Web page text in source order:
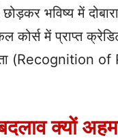
छोड़कर भविष्य में
में प्राप्त
(Recognition
क्यों